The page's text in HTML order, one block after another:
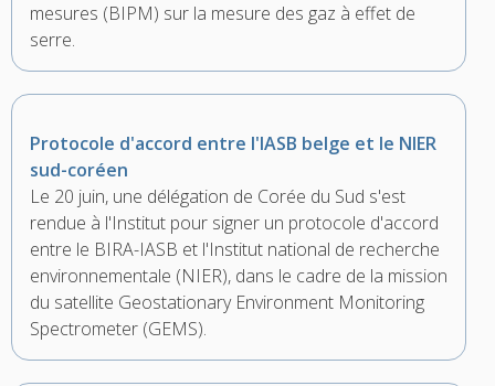
mesures (BIPM) sur la mesure des gaz à effet de
serre.
Protocole d'accord entre l'IASB belge et le NIER
sud-coréen
Le 20 juin, une délégation de Corée du Sud s'est
rendue à l'Institut pour signer un protocole d'accord
entre le BIRA-IASB et l'Institut national de recherche
environnementale (NIER), dans le cadre de la mission
du satellite Geostationary Environment Monitoring
Spectrometer (GEMS).